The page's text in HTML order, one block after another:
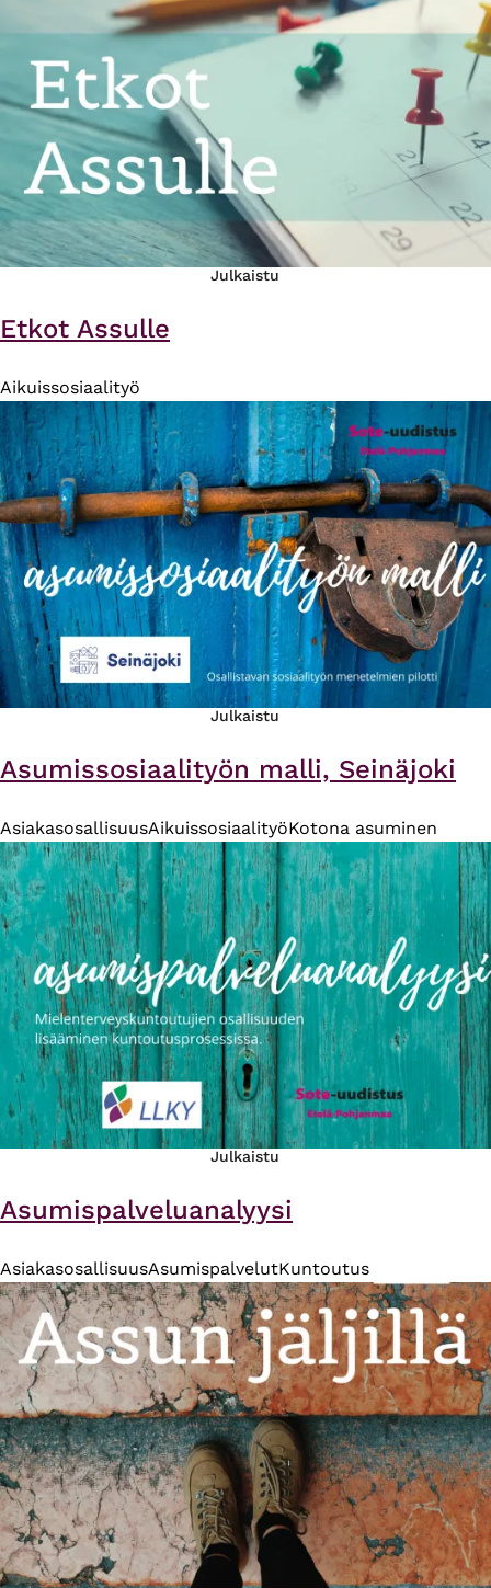
Julkaistu
Etkot Assulle
Aikuissosiaalityö
Julkaistu
Asumissosiaalityön malli, Seinäjoki
AsiakasosallisuusAikuissosiaalityöKotona asuminen
Julkaistu
Asumispalveluanalyysi
AsiakasosallisuusAsumispalvelutKuntoutus